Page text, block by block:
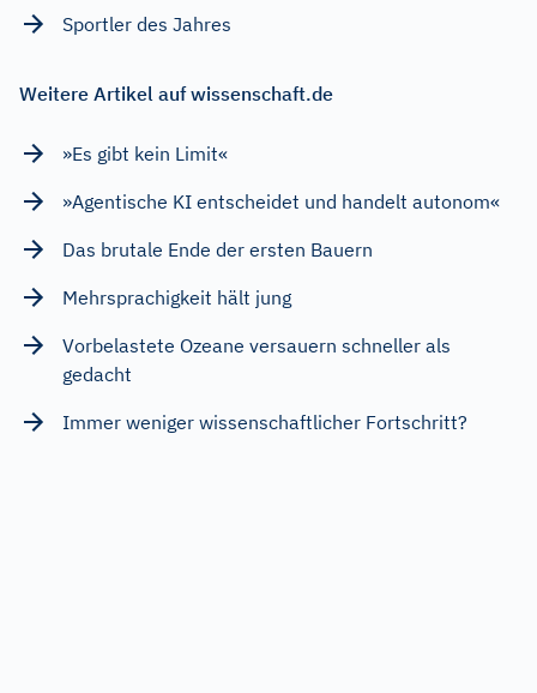
Sportler des Jahres
Weitere Artikel auf wissenschaft.de
»Es gibt kein Limit«
»Agentische KI entscheidet und handelt autonom«
Das brutale Ende der ersten Bauern
Mehrsprachigkeit hält jung
Vorbelastete Ozeane versauern schneller als
gedacht
Immer weniger wissenschaftlicher Fortschritt?